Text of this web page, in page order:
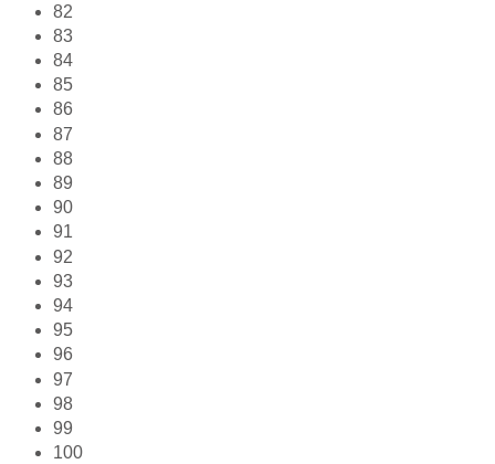
82
83
84
85
86
87
88
89
90
91
92
93
94
95
96
97
98
99
100